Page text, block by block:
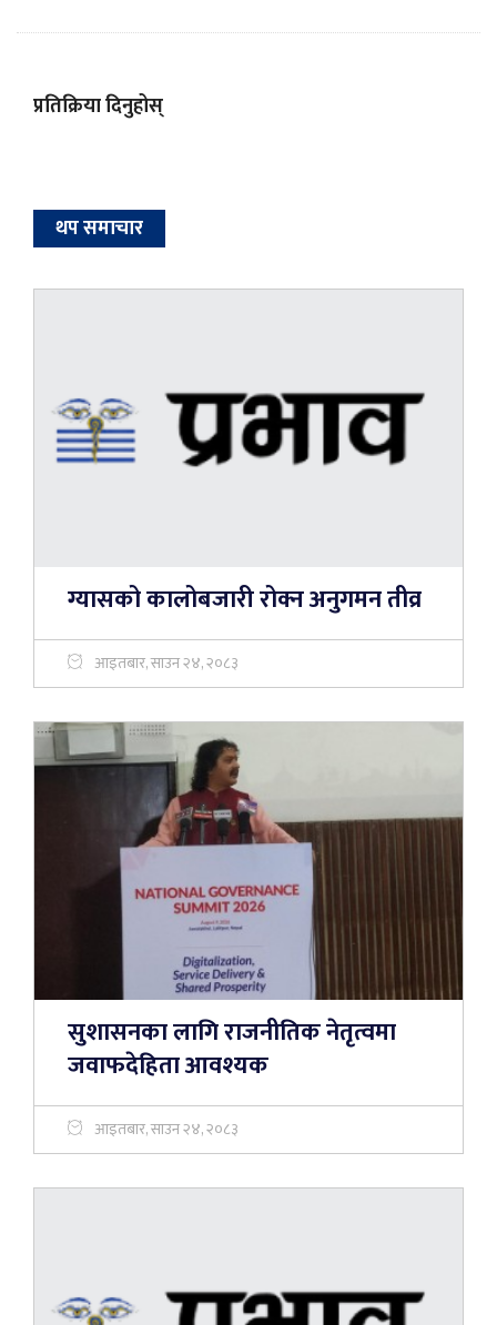
प्रतिक्रिया दिनुहोस्
थप समाचार
ग्यासको कालोबजारी रोक्न अनुगमन तीव्र
आइतबार, साउन २४, २०८३
सुशासनका लागि राजनीतिक नेतृत्वमा
जवाफदेहिता आवश्यक
आइतबार, साउन २४, २०८३